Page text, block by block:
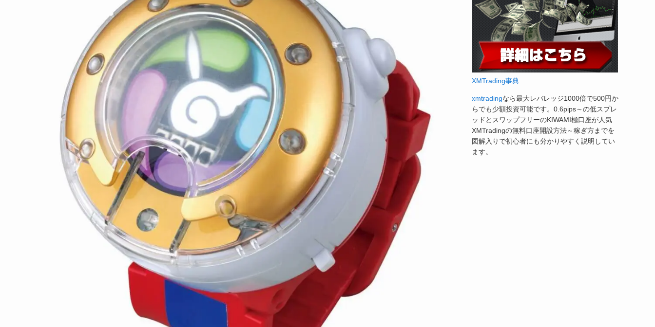
XMTrading事典
xmtradingなら最大レバレッジ1000倍で500円か
らでも少額投資可能です。0.6pips～の低スプレ
ッドとスワップフリーのKIWAMI極口座が人気
XMTradingの無料口座開設方法～稼ぎ方までを
図解入りで初心者にも分かりやすく説明してい
ます。